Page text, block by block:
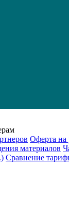
Оферта на
материалов
Cравнение